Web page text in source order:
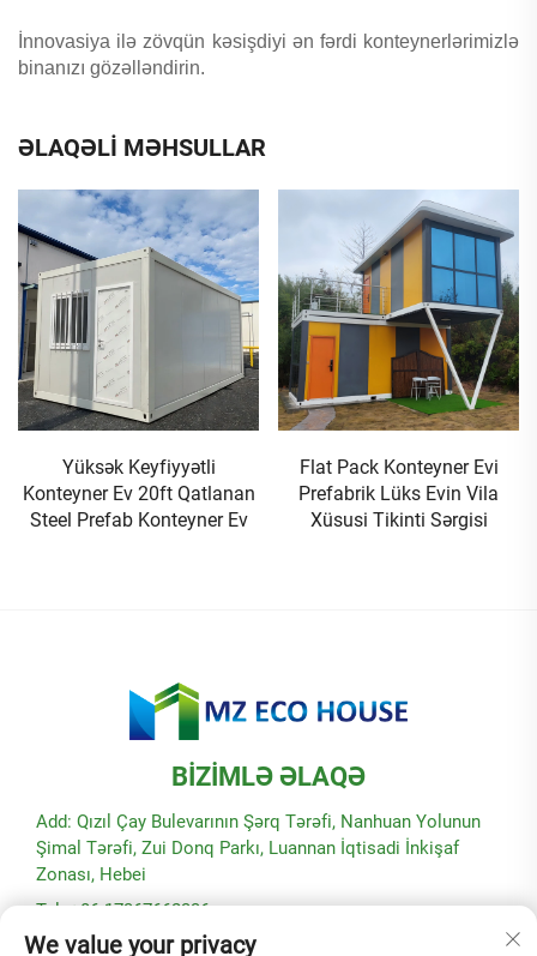
İnnovasiya ilə zövqün kəsişdiyi ən fərdi konteynerlərimizlə
binanızı gözəlləndirin.
ƏLAQƏLİ MƏHSULLAR
Yüksək Keyfiyyətli
Konteyner Ev 20ft Qatlanan
Steel Prefab Konteyner Ev
Flat Pack Konteyner Evi
Prefabrik Lüks Evin Vila
Xüsusi Tikinti Sərgisi
BIZIMLƏ ƏLAQƏ
Add: Qızıl Çay Bulevarının Şərq Tərəfi, Nanhuan Yolunun
Şimal Tərəfi, Zui Donq Parkı, Luannan İqtisadi İnkişaf
Zonası, Hebei
Tel: +86-17367662336
E-poçt: [email protected]
We value your privacy